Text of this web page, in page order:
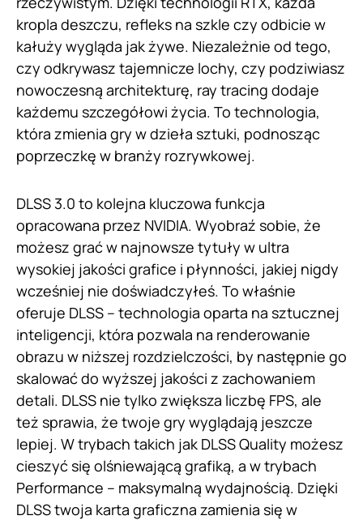
kropla deszczu, refleks na szkle czy odbicie w
kałuży wygląda jak żywe. Niezależnie od tego,
czy odkrywasz tajemnicze lochy, czy podziwiasz
nowoczesną architekturę, ray tracing dodaje
każdemu szczegółowi życia. To technologia,
która zmienia gry w dzieła sztuki, podnosząc
poprzeczkę w branży rozrywkowej.
DLSS 3.0 to kolejna kluczowa funkcja
opracowana przez NVIDIA. Wyobraź sobie, że
możesz grać w najnowsze tytuły w ultra
wysokiej jakości grafice i płynności, jakiej nigdy
wcześniej nie doświadczyłeś. To właśnie
oferuje DLSS – technologia oparta na sztucznej
inteligencji, która pozwala na renderowanie
obrazu w niższej rozdzielczości, by następnie go
skalować do wyższej jakości z zachowaniem
detali. DLSS nie tylko zwiększa liczbę FPS, ale
też sprawia, że twoje gry wyglądają jeszcze
lepiej. W trybach takich jak DLSS Quality możesz
cieszyć się olśniewającą grafiką, a w trybach
Performance – maksymalną wydajnością. Dzięki
DLSS twoja karta graficzna zamienia się w